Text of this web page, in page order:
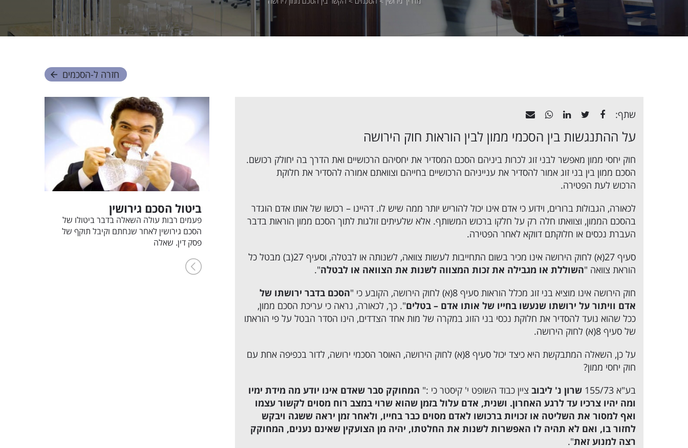
חזרה ל-הסכמים
ביטול הסכם גירושין
פעמים רבות עולה השאלה בדבר ביטולו של
הסכם גירושין לאחר שנחתם וקיבל תוקף של
פסק דין. שאלה
שתף:
על ההתנגשות בין הסכמי ממון לבין הוראות חוק הירושה
חוק יחסי ממון מאפשר לבני זוג לכרות ביניהם הסכם המסדיר את יחסיהם הרכושיים ואת הדרך בה יחולק רכושם.
הסכם ממון בין בני זוג אמור להסדיר את ענייניהם הרכושיים בחייהם וצוואתם אמורה להסדיר את חלוקת
הרכוש לעת הפטירה.
לכאורה, הגבולות ברורים, וידוע כי אדם אינו יכול להוריש יותר ממה שיש לו. דהיינו – רכושו של אותו אדם הוגדר
בהסכם הממון, וצוואתו חלה רק על חלקו ברכוש המשותף. אלא שלעיתים זולגות לתוך הסכם ממון הוראות בדבר
העברת נכסים או חלוקתם דווקא לאחר הפטירה.
סעיף 27(א) לחוק הירושה אינו מכיר בשום התחייבות לעשות צוואה, לשנותה או לבטלה, וסעיף 27(ב) מבטל כל
הוראת צוואה "השוללת או מגבילה את זכות המצווה לשנות את הצוואה או לבטלה".
חוק הירושה אינו מוציא בני זוג מכלל הוראות סעיף 8(א) לחוק הירושה, הקובע כי "
הסכם בדבר ירושתו של
אדם וויתור על ירושתו שנעשו בחייו של אותו אדם – בטלים". כך, לכאורה, נראה כי עריכת הסכם ממון,
ככל שהוא נועד להסדיר את חלוקת נכסי בני הזוג במקרה של מות אחד הצדדים, הינו הסדר הבטל על פי הוראתו
של סעיף 8(א) לחוק הירושה.
על כן, השאלה המתבקשת היא כיצד יכול סעיף 8(א) לחוק הירושה, האוסר הסכמי ירושה, לדור בכפיפה אחת עם
חוק יחסי ממון?
בע"א 155/73
שרון נ' ליבוב ציין כבוד השופט י' קיסטר כי :" המחוקק סבר שאדם אינו יודע מה מידת ימיו
ומה יהיו צרכיו עד לרגע האחרון. ושנית, אדם עלול בזמן שהוא שרוי במצב רוח מסוים לקשור עצמו
ואף למסור את השליטה או זכויות ברכושו לאדם מסוים כבר בחייו, ולאחר זמן יראה ששגה ויבקש
לחזור בו, ואם לא תהיה לו האפשרות לשנות את החלטתו, יהיה מן הצועקין שאינם נענים, המחוקק
רצה למנוע זאת".